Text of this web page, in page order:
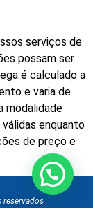
serviços de
possam ser
é calculado a
e varia de
modalidade
enquanto
de preço e
reservados